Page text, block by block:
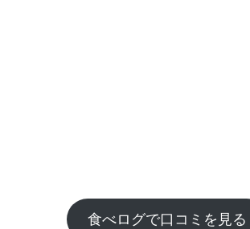
食べログで口コミを見る